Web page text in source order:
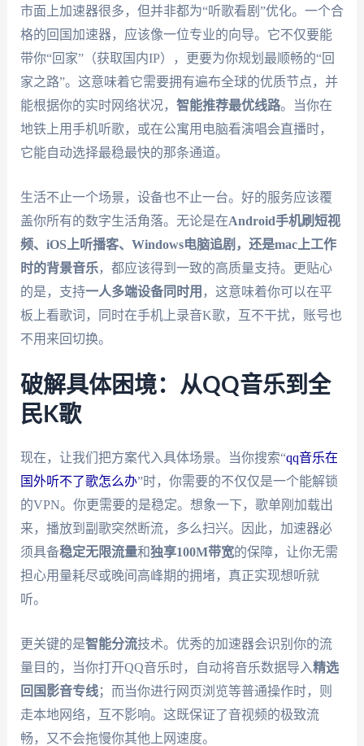
市面上加速器很多，但并非都为“听歌看剧”优化。一个合
格的回国加速器，应该像一位专业的向导。它不仅要能
带你“回家”（获取国内IP），更要为你规划最顺畅的“回
家之路”。这意味着它需要拥有遍布全球的优质节点，并
能根据你的实时网络状况， 智能推荐最优线路。当你在
地铁上用手机听歌，或在公寓用电脑看演唱会直播时，
它能自动选择最稳最快的那条通道。
生活不止一个场景，设备也不止一台。好的服务应该覆
盖你所有的数字生活角落。无论是在Android手机刷短视
频、iOS上听播客、Windows电脑追剧，还是mac上工作
时的背景音乐，都应该得到一致的高质量支持。更贴心
的是，支持一人多端设备同时用 ，这意味着你可以在平
板上看歌词，同时在手机上录音K歌，互不干扰，账号也
不用来回切换。
破解具体困境：从QQ音乐到全
民K歌
现在，让我们把方案代入具体场景。当你搜索“qq音乐在
国外听不了歌怎么办”时，你需要的不仅仅是一个能解锁
的VPN。你更需要的是稳定。想象一下，歌单刚加载出
来，播放到副歌突然断流，多么扫兴。因此，加速器必
须具备稳定无限流量和独享100M带宽的保障，让你无需
担心用量耗尽或晚间高峰期的拥堵，真正实现想听就
听。
更关键的是智能分流技术。优秀的加速器会识别你的流
量目的，当你打开QQ音乐时，自动将音乐数据导入精选
回国影音专线；而当你进行网页浏览等普通操作时，则
走本地网络，互不影响。这既保证了音视频的极致流
畅，又不会拖慢你其他上网速度。